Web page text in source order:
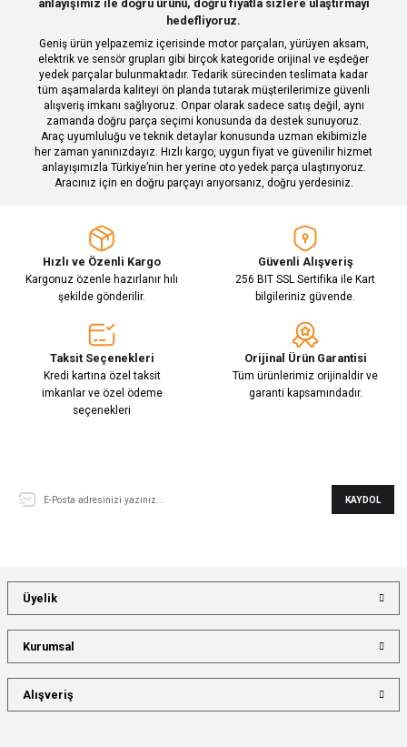
Ürün fiyatı diğer sitelerden daha pahalı.
Bu ürüne benzer farklı alternatifler olmalı.
Gönder
anlayışımız ile doğru ürünü, doğru fiyatla sizlere ulaştırmayı
hedefliyoruz.
Geniş ürün yelpazemiz içerisinde motor parçaları, yürüyen aksam,
elektrik ve sensör grupları gibi birçok kategoride orijinal ve eşdeğer
yedek parçalar bulunmaktadır. Tedarik sürecinden teslimata kadar
tüm aşamalarda kaliteyi ön planda tutarak müşterilerimize güvenli
alışveriş imkanı sağlıyoruz. Onpar olarak sadece satış değil, aynı
zamanda doğru parça seçimi konusunda da destek sunuyoruz.
Araç uyumluluğu ve teknik detaylar konusunda uzman ekibimizle
her zaman yanınızdayız. Hızlı kargo, uygun fiyat ve güvenilir hizmet
anlayışımızla Türkiye’nin her yerine oto yedek parça ulaştırıyoruz.
Aracınız için en doğru parçayı arıyorsanız, doğru yerdesiniz.
Hızlı ve Özenli Kargo
Kargonuz özenle hazırlanır hılı
şekilde gönderilir.
Güvenli Alışveriş
256 BIT SSL Sertifika ile Kart
bilgileriniz güvende.
Taksit Seçenekleri
Kredi kartına özel taksit
imkanlar ve özel ödeme
seçenekleri
Orijinal Ürün Garantisi
Tüm ürünlerimiz orijinaldir ve
garanti kapsamındadır.
KAYDOL
Üyelik
Kurumsal
Alışveriş